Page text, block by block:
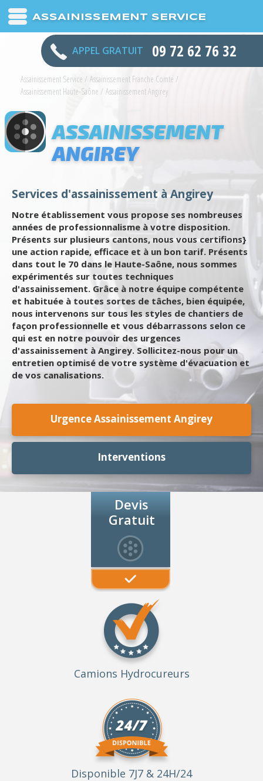
ASSAINISSEMENT SERVICE
APPEL GRATUIT 09 72 62 76 32
Assainissement Service / Assainissement Franche Comte /
Assainissement Haute-Saône / Assainissement Angirey
ASSAINISSEMENT
ANGIREY
Services d'assainissement à Angirey
Notre établissement vous propose ses nombreuses
années de professionnalisme à votre disposition.
Présents sur plusieurs cantons, nous vous certifions}
une action rapide, efficace et à un bon tarif. Présents
dans tout le 70 dans le Haute-Saône, nous sommes
expérimentés sur toutes techniques
d'assainissement. Grâce à notre équipe compétente
et habituée à toutes sortes de tâches, bien équipée,
nous intervenons sur tous les styles de chantiers de
façon professionnelle et vous débarrassons selon ce
qui est en notre pouvoir des urgences
d'assainissement à Angirey. Sollicitez-nous pour un
entretien optimisé de votre système d'évacuation et
de vos canalisations.
Urgence Assainissement Angirey
Interventions
Devis
Gratuit
Camions Hydrocureurs
Disponible 7J7 & 24H/24